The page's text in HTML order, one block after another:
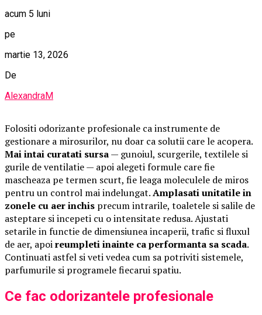
acum 5 luni
pe
martie 13, 2026
De
AlexandraM
Folositi odorizante profesionale ca instrumente de
gestionare a mirosurilor, nu doar ca solutii care le acopera.
Mai intai curatati sursa— gunoiul, scurgerile, textilele si
gurile de ventilatie — apoi alegeti formule care fie
mascheaza pe termen scurt, fie leaga moleculele de miros
pentru un control mai indelungat.Amplasati unitatile in
zonele cu aer inchis precum intrarile, toaletele si salile de
asteptare si incepeti cu o intensitate redusa. Ajustati
setarile in functie de dimensiunea incaperii, trafic si fluxul
de aer, apoireumpleti inainte ca performanta sa scada.
Continuati astfel si veti vedea cum sa potriviti sistemele,
parfumurile si programele fiecarui spatiu.
Ce fac odorizantele profesionale